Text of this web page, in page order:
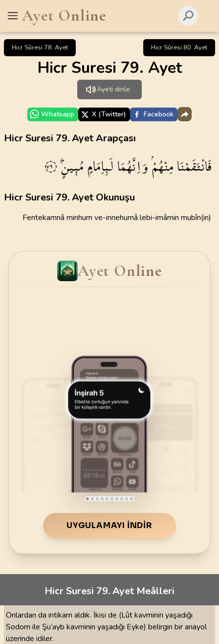
Ayet Online
Hicr Sûresi 78. Ayet Hicr Sûresi 80. Ayet
Hicr Suresi 79. Ayet
Ayeti dinle
Whatsapp X (Twitter) Facebook
Hicr Suresi 79. Ayet Arapçası
فَانْتَقَمْنَامِنْهُمْۢوَاِنَّهُمَالَبِاِمَامٍمُب۪ينٍۜ۟ ٧٩
Hicr Suresi 79. Ayet Okunuşu
Fentekamnâ minhum ve-innehumâ lebi-imâmin mubîn(in)
Ayet Online
UYGULAMAYI İNDIR
Hicr Suresi 79. Ayet Meâlleri
Onlardan da intikam aldık. İkisi de (Lût kavminin yaşadığı
Sodom ile Şu’ayb kavminin yaşadığı Eyke) belirgin bir anayol
üzerinde idiler.